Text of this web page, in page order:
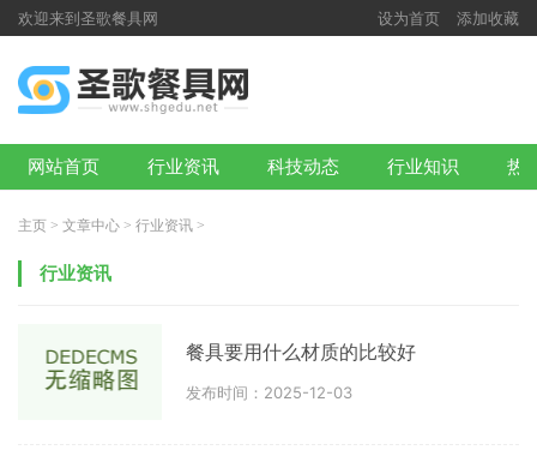
欢迎来到圣歌餐具网 设为首页 添加收藏
网站首页 行业资讯 科技动态 行业知识 热
主页 > 文章中心 > 行业资讯 >
行业资讯
餐具要用什么材质的比较好
发布时间：2025-12-03